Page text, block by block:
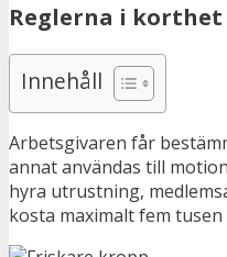
Reglerna i korthet
Innehåll
Arbetsgivaren får
annat användas till
hyra utrustning,
kosta maximalt fem